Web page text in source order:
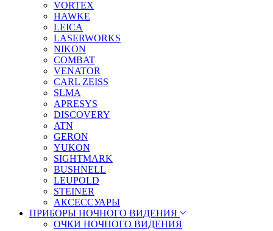
VORTEX
HAWKE
LEICA
LASERWORKS
NIKON
COMBAT
VENATOR
CARL ZEISS
SLMA
APRESYS
DISCOVERY
ATN
GERON
YUKON
SIGHTMARK
BUSHNELL
LEUPOLD
STEINER
АКСЕССУАРЫ
ПРИБОРЫ НОЧНОГО ВИДЕНИЯ
ОЧКИ НОЧНОГО ВИДЕНИЯ